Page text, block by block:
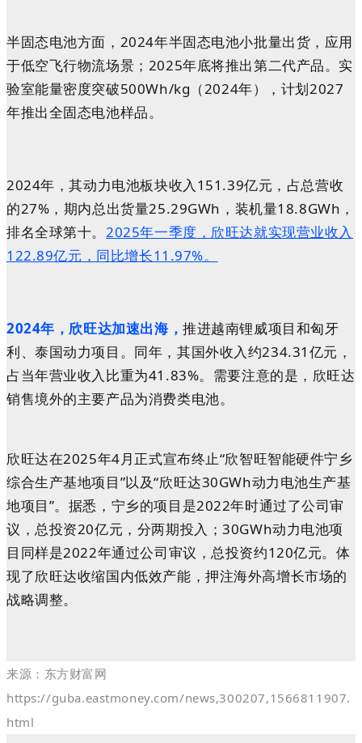
半固态电池方面，2024年半固态电池小批量出货，应用
于低空飞行物流场景；2025年底将推出第二代产品。实
验室能量密度突破500Wh/kg（2024年），计划2027
年推出全固态电池样品。
2024年，其动力电池板块收入151.39亿元，占总营收
的27%，期内总出货量25.29GWh，装机量18.8GWh，
排名全球第十。2025年一季度，欣旺达就实现营业收入
122.89亿元，同比增长11.97%。
2024年，欣旺达加速出海，推进越南锂威项目和匈牙
利、泰国动力项目。同年，其国外收入约234.31亿元，
占当年营业收入比重为41.83%。需要注意的是，欣旺达
销售境外的主要产品为消费类电池。
欣旺达在2025年4月正式宣布终止“欣智旺智能硬件宁乡
综合生产基地项目”以及“欣旺达30GWh动力电池生产基
地项目”。据悉， 宁乡的项目是2022年时通过了公司审
议，总投资20亿元，分两期投入；30GWh动力电池项
目同样是2022年通过公司审议，总投资约120亿元。体
现了欣旺达收缩国内低效产能，押注海外高增长市场的
战略调整。
来源：东方财富网
https://guba.eastmoney.com/news,300207,1566811907.
html